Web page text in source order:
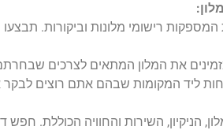
רישומי מלונות וביקורות. תבצעו
את המלון המתאים לצרכים
ליד המקומות שבהם אתם רוצים לבקר
הניקיון, השירות והחוויה הכוללת. חפש